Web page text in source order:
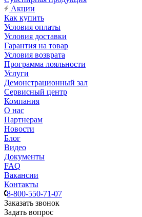
Акции
Как купить
Условия оплаты
Условия доставки
Гарантия на товар
Условия возврата
Программа лояльности
Услуги
Демонстрационный зал
Сервисный центр
Компания
О нас
Партнерам
Новости
Блог
Видео
Документы
FAQ
Вакансии
Контакты
8-800-550-71-07
Заказать звонок
Задать вопрос